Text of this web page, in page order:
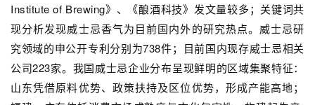
Institute of Brewing》、《酿酒科技》发文量较多；关键词共
现分析发现威士忌香气为目前国内外的研究热点。威士忌研
究领域的申公开专利分别为738件；目前国内现存威士忌相关
公司223家。我国威士忌企业分布呈现鲜明的区域集聚特征：
山东凭借原料优势、政策扶持及区位优势，形成产能高地；